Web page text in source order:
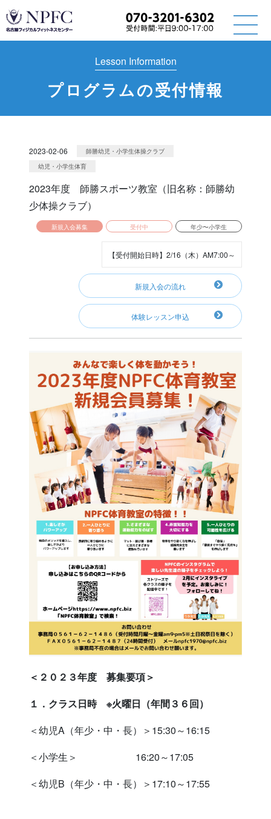
Lesson Information
プログラムの受付情報
2023-02-06
師勝幼児・小学生体操クラブ
幼児・小学生体育
2023年度 師勝スポーツ教室（旧名称：師勝幼
少体操クラブ）
年少〜小学生
受付中
新規入会募集
【受付開始日時】2/16（木）AM7:00～
新規入会の流れ
体験レッスン申込
＜２０２３年度 募集要項＞
１．クラス日時 ※火曜日（年間３６回）
＜幼児A（年少・中・長）＞15:30～16:15
＜小学生＞ 16:20～17:05
＜幼児B（年少・中・長）＞17:10～17:55